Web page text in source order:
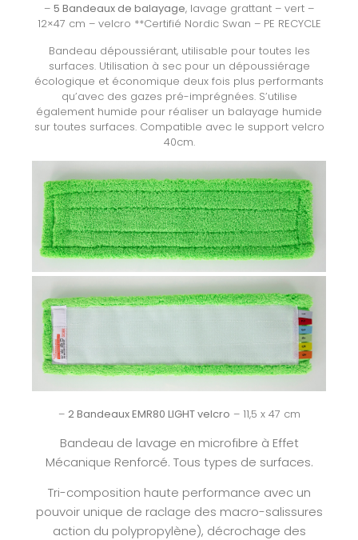
– 5 Bandeaux de balayage, lavage grattant – vert –
12×47 cm – velcro **Certifié Nordic Swan – PE RECYCLE
Bandeau dépoussiérant, utilisable pour toutes les
surfaces. Utilisation à sec pour un dépoussiérage
écologique et économique deux fois plus performants
qu’avec des gazes pré-imprégnées. S’utilise
également humide pour réaliser un balayage humide
sur toutes surfaces. Compatible avec le support velcro
40cm.
– 2 Bandeaux EMR80 LIGHT velcro – 11,5 x 47 cm
Bandeau de lavage en microfibre à Effet
Mécanique Renforcé. Tous types de surfaces.
Tri-composition haute performance avec un
pouvoir unique de raclage des macro-salissures
action du polypropylène), décrochage des